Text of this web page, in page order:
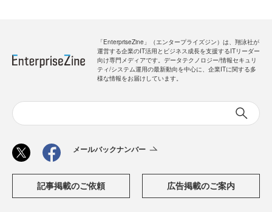
「EnterpriseZine」（エンタープライズジン）は、翔泳社が
運営する企業のIT活用とビジネス成長を支援するITリーダー
向け専門メディアです。データテクノロジー/情報セキュリ
ティ/システム運用の最新動向を中心に、企業ITに関する多
様な情報をお届けしています。
メールバックナンバー
記事掲載のご依頼 広告掲載のご案内